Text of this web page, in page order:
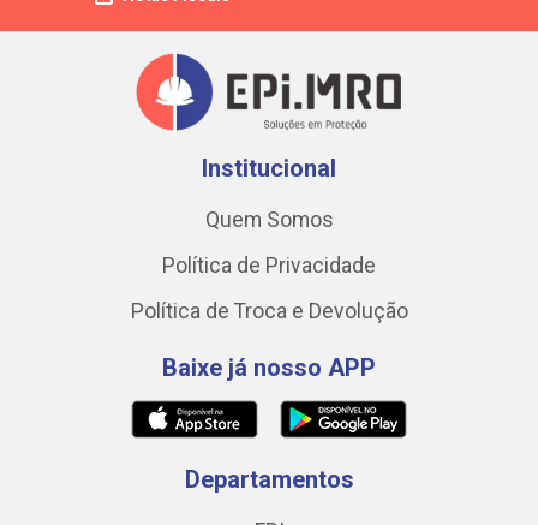
Institucional
Quem Somos
Política de Privacidade
Política de Troca e Devolução
Baixe já nosso APP
Departamentos